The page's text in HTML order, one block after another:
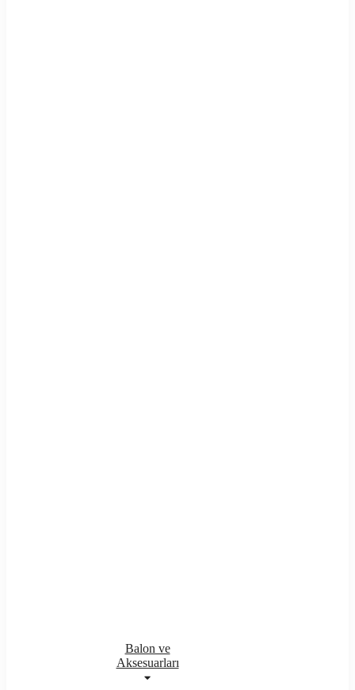
Balon ve
Aksesuarları